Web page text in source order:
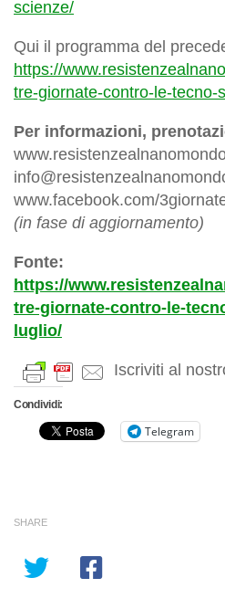
scienze/
Qui il programma del
https://
tre-giornate-contro-le-tecno-
Per informazioni,
www.facebook.com/
(in fase di aggiornamento)
Fonte:
https://
tre-giornate-contro-le-
luglio/
Iscriviti al
Condividi:
Telegram
SHARE